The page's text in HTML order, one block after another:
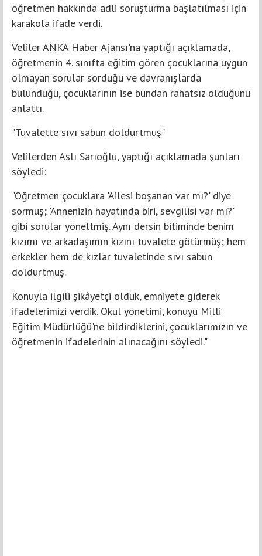
öğretmen hakkında adli soruşturma başlatılması için
karakola ifade verdi.
Veliler ANKA Haber Ajansı'na yaptığı açıklamada,
öğretmenin 4. sınıfta eğitim gören çocuklarına uygun
olmayan sorular sorduğu ve davranışlarda
bulunduğu, çocuklarının ise bundan rahatsız olduğunu
anlattı.
"Tuvalette sıvı sabun doldurtmuş"
Velilerden Aslı Sarıoğlu, yaptığı açıklamada şunları
söyledi:
"Öğretmen çocuklara 'Ailesi boşanan var mı?' diye
sormuş; 'Annenizin hayatında biri, sevgilisi var mı?'
gibi sorular yöneltmiş. Aynı dersin bitiminde benim
kızımı ve arkadaşımın kızını tuvalete götürmüş; hem
erkekler hem de kızlar tuvaletinde sıvı sabun
doldurtmuş.
Konuyla ilgili şikâyetçi olduk, emniyete giderek
ifadelerimizi verdik. Okul yönetimi, konuyu Milli
Eğitim Müdürlüğü'ne bildirdiklerini, çocuklarımızın ve
öğretmenin ifadelerinin alınacağını söyledi."